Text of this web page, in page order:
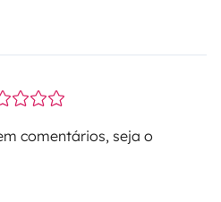
comentários, seja o